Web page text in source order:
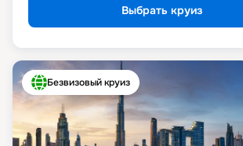
Выбрать круиз
Безвизовый круиз